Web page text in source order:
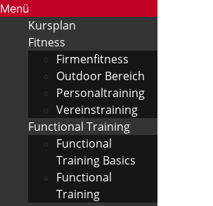
Menü
Kursplan
Fitness
Firmenfitness
Outdoor Bereich
Personaltraining
Vereinstraining
Functional Training
Functional
Training Basics
Functional
Training